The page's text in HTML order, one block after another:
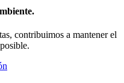
contribuimos a mantener el